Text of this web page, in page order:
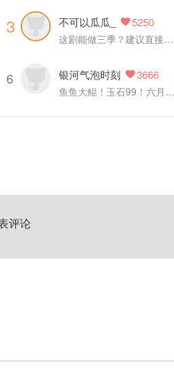
3 不可以瓜瓜_ 5250
这剧能做三季？建议直接去抢
6 银河气泡时刻 3666
评论